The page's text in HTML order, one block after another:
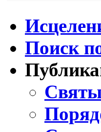
Поиск